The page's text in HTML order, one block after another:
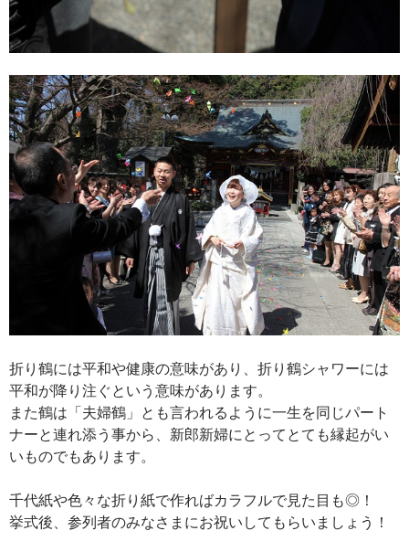
折り鶴には平和や健康の意味があり、折り鶴シャワーには
平和が降り注ぐという意味があります。
また鶴は「夫婦鶴」とも言われるように一生を同じパート
ナーと連れ添う事から、新郎新婦にとってとても縁起がい
いものでもあります。
千代紙や色々な折り紙で作ればカラフルで見た目も◎！
挙式後、参列者のみなさまにお祝いしてもらいましょう！